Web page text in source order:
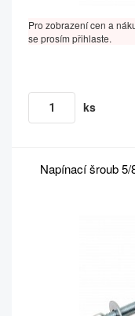
Pro zobrazení cen a
se prosím přihlaste.
ks
Napínací šroub